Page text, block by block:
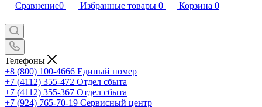
Сравнение0 Избранные товары 0 Корзина 0
Телефоны
+8 (800) 100-4666 Единый номер
+7 (4112) 355-472 Отдел сбыта
+7 (4112) 355-367 Отдел сбыта
+7 (924) 765-70-19 Сервисный центр